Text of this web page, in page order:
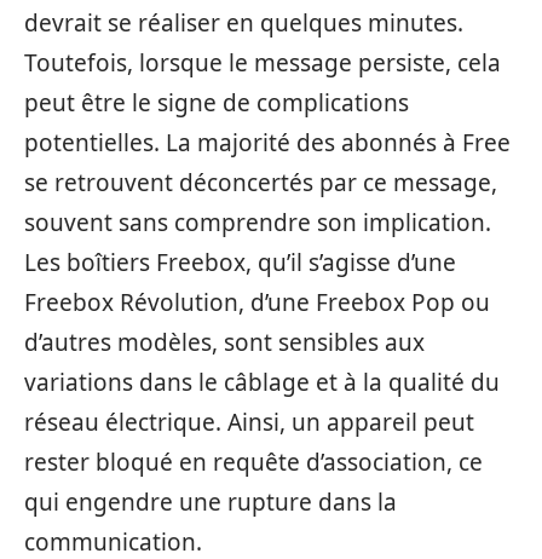
devrait se réaliser en quelques minutes.
Toutefois, lorsque le message persiste, cela
peut être le signe de complications
potentielles. La majorité des abonnés à Free
se retrouvent déconcertés par ce message,
souvent sans comprendre son implication.
Les boîtiers Freebox, qu’il s’agisse d’une
Freebox Révolution, d’une Freebox Pop ou
d’autres modèles, sont sensibles aux
variations dans le câblage et à la qualité du
réseau électrique. Ainsi, un appareil peut
rester bloqué en requête d’association, ce
qui engendre une rupture dans la
communication.